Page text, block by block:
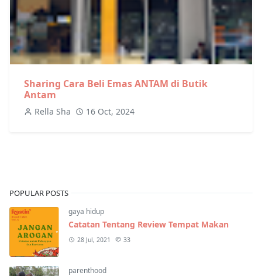
Sharing Cara Beli Emas ANTAM di Butik
Antam
Rella Sha 16 Oct, 2024
POPULAR POSTS
gaya hidup
Catatan Tentang Review Tempat Makan
28 Jul, 2021 33
parenthood